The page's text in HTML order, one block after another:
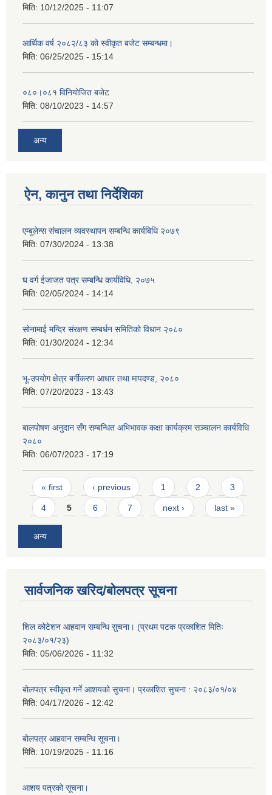
मिति: 10/12/2025 - 11:07
आर्थिक वर्ष २०८२/८३ को स्वीकृत बजेट सम्बन्धमा।
मिति: 06/25/2025 - 15:14
०८०।०८१ विनियोजित बजेट
मिति: 08/10/2023 - 14:57
अन्य
ऐन, कानुन तथा निर्देशिका
एम्बुलेन्स संचालन व्यवस्थापन सम्बन्धि कार्यबिधि २०७९
मिति: 07/30/2024 - 13:38
घ वर्ग ईजाजत पत्र सम्बन्धि कार्यविधि, २०७५
मिति: 02/05/2024 - 14:14
सोनामाई मन्दिर संरक्षण सम्बर्धन समितिको विधान २०८०
मिति: 01/30/2024 - 12:34
भू-उपयोग क्षेत्र बर्गीकरण आधार तथा मापदण्ड, २०८०
मिति: 07/20/2023 - 13:43
बालपोषण अनुदान सँग सम्बन्धित अभिभावक कक्षा कार्यक्रम सञ्चालन कार्यविधि
२०८०
मिति: 06/07/2023 - 17:19
Pages
« first ‹ previous 1 2 3
4 5 6 7 next › last »
अन्य
सार्वजनिक खरिद/बोलपत्र सूचना
शिल कोटेशन आहवान सम्बन्धि सुचना। (प्रथम पटक प्रकाशित मितिः
२०८३/०१/२३)
मिति: 05/06/2026 - 11:32
बोलपत्र स्वीकृत गर्ने आशयको सुचना। प्रकाशित सुचना : २०८३/०१/०४
मिति: 04/17/2026 - 12:42
बोलपत्र आहवान सम्बन्धि सूचना।
मिति: 10/19/2025 - 11:16
आशय पत्रको सूचना।